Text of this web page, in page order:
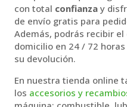
con total confianza y
de envío gratis para
Además, podrás recibir
domicilio en 24 / 72
su devolución.
En nuestra tienda online
los accesorios y